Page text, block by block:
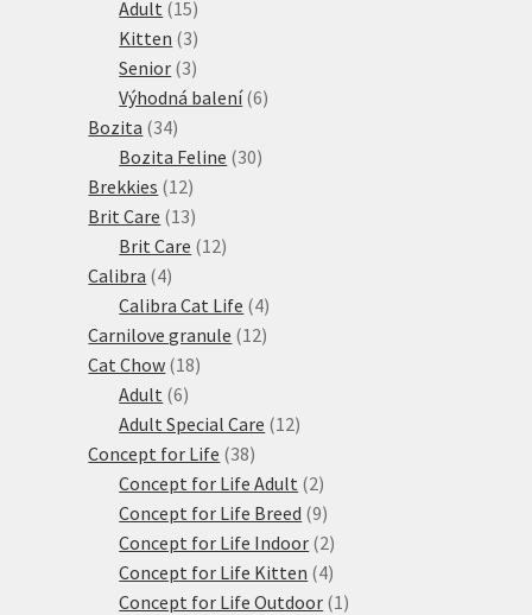
Adult 1515
produktů
Kitten 33
produkty
Senior 33
produkty
Výhodná balení 66
Bozita 3434
produktů
Bozita Feline 3030
Brekkies 1212
produktů
Brit Care 1313
produktů
Brit Care 1212
Calibra 44
produkty
Calibra Cat Life 44
produkty
Carnilove granule 1212
Cat Chow 1818
Adult 66
produktů
Adult Special Care 1212
Concept for Life 3838
produktů
Concept for Life Adult 22
produkty
Concept for Life Breed 99
produktů
Concept for Life Indoor 22
produkty
Concept for Life Kitten 44
produkty
Concept for Life Outdoor 1 1